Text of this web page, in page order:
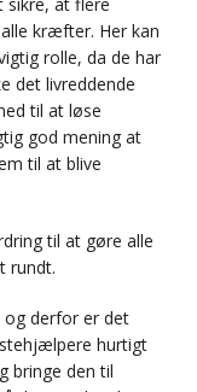
kræfter. Her kan
rolle, da de har
det livreddende
til at løse
god mening at
til at blive
til at gøre alle
rundt.
og derfor er det
hurtigt
bringe den til